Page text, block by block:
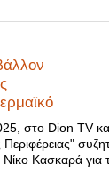
στο Dion TV
Κασκαρά για